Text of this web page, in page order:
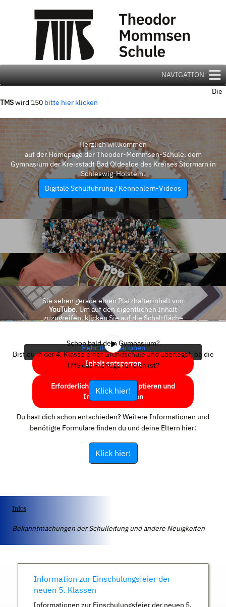
NAVIGATION
Die
TMSwird 150 bitte hier klicken
Herzlich willkommen
auf der Homepage der Theodor-Mommsen-Schule, dem
Gymnasium der Kreisstadt Bad Oldesloe des Kreises Stormarn in
Schleswig-Holstein.
Digitale Schulführung / Kennenlern-Videos
Sie sehen gerade einen Platzhalterinhalt von
YouTube. Um auf den eigentlichen Inhalt
zuzugreifen, klicken Sie auf die Schaltfläche
Mehr Informationen
Inhalt entsperren
Erforderlichen Service akzeptieren und
Inhalte entsperren
Schon bald dein Gymnasium?
Bist du in der 4. Klasse einer Grundschule und überlegst, ob die
TMS das Richtige für dich ist?
Klick hier!
Du hast dich schon entschieden? Weitere Informationen und
benötigte Formulare finden du und deine Eltern hier:
Klick hier!
Infos
Bekanntmachungen der Schulleitung und andere Neuigkeiten
Information zur Einschulungsfeier der
neuen 5. Klassen
Informationen zur Einschulungsfeier der neuen 5.